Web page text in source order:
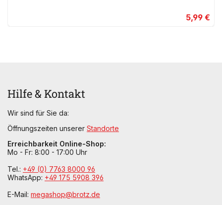
5,99 €
Hilfe & Kontakt
Wir sind für Sie da:
Öffnungszeiten unserer Standorte
Erreichbarkeit Online-Shop:
Mo - Fr: 8:00 - 17:00 Uhr
Tel.: +49 (0) 7763 8000 96
WhatsApp: +49 175 5908 396
E-Mail: megashop@brotz.de